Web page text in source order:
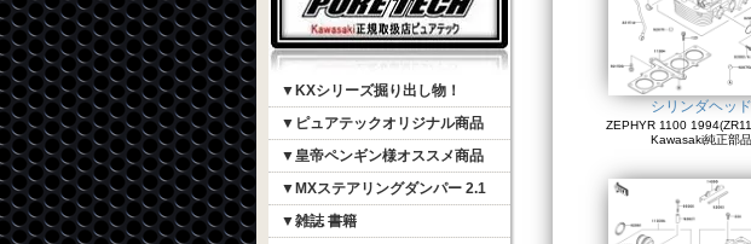
▼KXシリーズ掘り出し物！
▼ピュアテックオリジナル商品
▼皇帝ペンギン様オススメ商品
▼MXステアリングダンパー 2.1
▼雑誌 書籍
シリンダヘッド
ZEPHYR 1100
Kawasaki純正部品